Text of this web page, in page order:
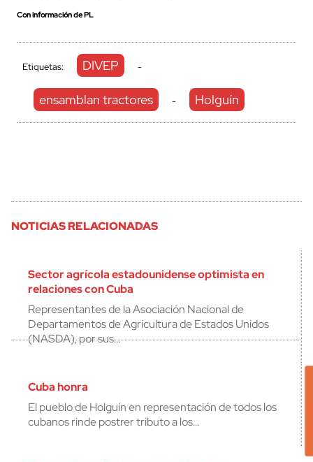
Con información de PL
Etiquetas: DIVEP -
ensamblan tractores - Holguín
NOTICIAS RELACIONADAS
Sector agrícola estadounidense optimista en
relaciones con Cuba
Representantes de la Asociación Nacional de
Departamentos de Agricultura de Estados Unidos
(NASDA), por sus…
Cuba honra
El pueblo de Holguín en representación de todos los
cubanos rinde postrer tributo a los…